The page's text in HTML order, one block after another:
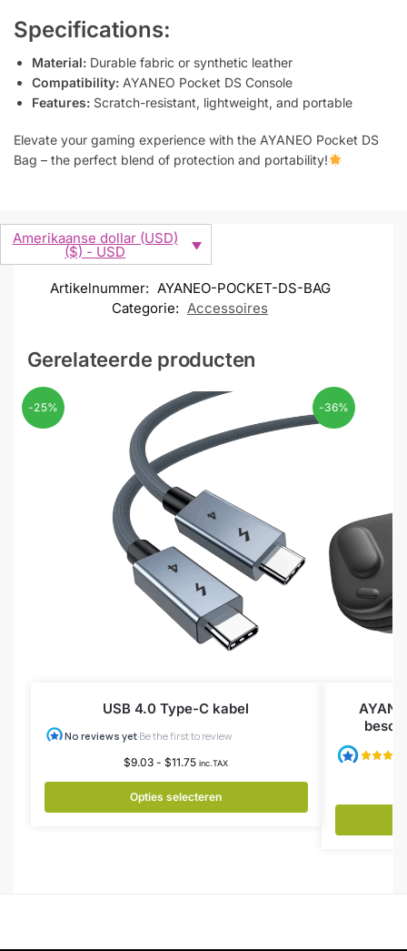
Specifications:
Material: Durable fabric or synthetic leather
Compatibility: AYANEO Pocket DS Console
Features: Scratch-resistant, lightweight, and portable
Elevate your gaming experience with the AYANEO Pocket DS
Bag – the perfect blend of protection and portability!
Amerikaanse dollar (USD)
($) - USD
Artikelnummer: AYANEO-POCKET-DS-BAG
Categorie: Accessoires
Gerelateerde producten
-25%
USB 4.0 Type-C kabel
$9.03 - $11.75 inc.TAX
Opties selecteren
-36%